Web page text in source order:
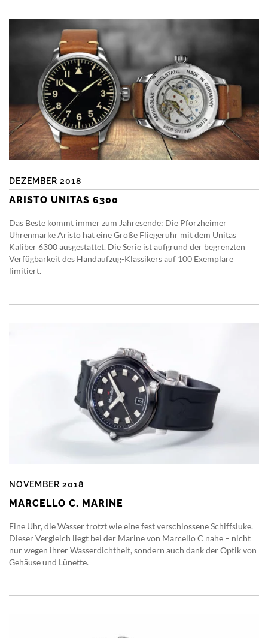
DEZEMBER 2018
ARISTO UNITAS 6300
Das Beste kommt immer zum Jahresende: Die Pforzheimer
Uhrenmarke Aristo hat eine Große Fliegeruhr mit dem Unitas
Kaliber 6300 ausgestattet. Die Serie ist aufgrund der begrenzten
Verfügbarkeit des Handaufzug-Klassikers auf 100 Exemplare
limitiert.
NOVEMBER 2018
MARCELLO C. MARINE
Eine Uhr, die Wasser trotzt wie eine fest verschlossene Schiffsluke.
Dieser Vergleich liegt bei der Marine von Marcello C nahe – nicht
nur wegen ihrer Wasserdichtheit, sondern auch dank der Optik von
Gehäuse und Lünette.